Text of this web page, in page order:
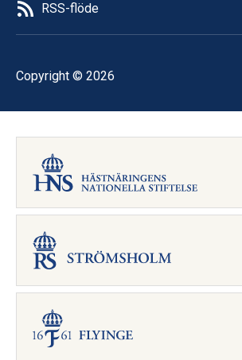
RSS-flöde
Copyright © 2026